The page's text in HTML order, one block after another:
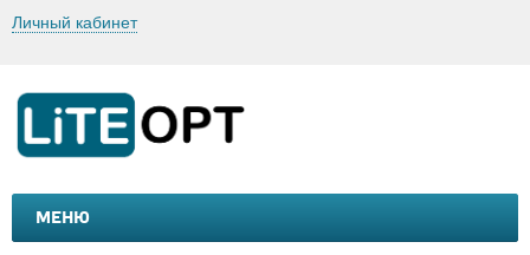
Личный кабинет
МЕНЮ
МАШИНКИ И МОТОЦИКЛЫ